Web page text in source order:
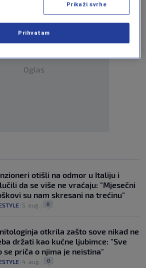
Oglas
otišli na odmor u Italiju i
da se više ne vraćaju: "Mjesečni
su nam skresani na trećinu"
5. aug. 0
otkrila zašto sove nikad ne
držati kao kućne ljubimce: "Sve
se priča o njima je neistina"
4. aug. 0
Prikaži svrhe
Prihvatam